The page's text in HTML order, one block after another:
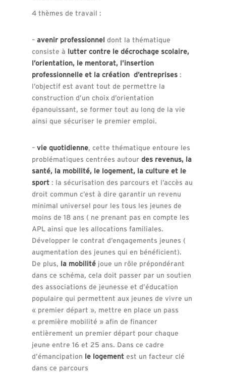
4 thèmes de travail :
– avenir professionnel dont la thématique
consiste à lutter contre le décrochage scolaire,
l’orientation, le mentorat, l’insertion
professionnelle et la création d’entreprises:
l’objectif est avant tout de permettre la
construction d’un choix d’orientation
épanouissant, se former tout au long de la vie
ainsi que sécuriser le premier emploi.
– vie quotidienne, cette thématique entoure les
problématiques centrées autour des revenus, la
santé, la mobilité, le logement, la culture et le
sport : la sécurisation des parcours et l’accès au
droit commun c’est à dire garantir un revenu
minimal universel pour les tous les jeunes de
moins de 18 ans ( ne prenant pas en compte les
APL ainsi que les allocations familiales.
Développer le contrat d’engagements jeunes (
augmentation des jeunes qui en bénéficient).
De plus, la mobilitéjoue un rôle prépondérant
dans ce schéma, cela doit passer par un soutien
des associations de jeunesse et d’éducation
populaire qui permettent aux jeunes de vivre un
« premier départ », mettre en place un pass
« première mobilité » afin de financer
entièrement un premier départ pour chaque
jeune entre 16 et 25 ans. Dans ce cadre
d’émancipation le logementest un facteur clé
dans ce parcours